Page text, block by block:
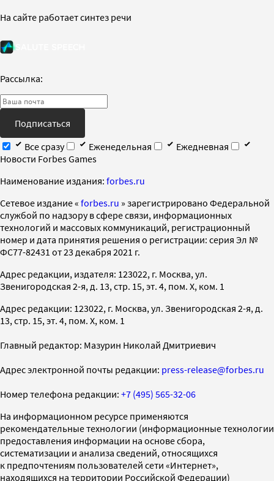
На сайте работает синтез речи
Рассылка:
Подписаться
Все сразу
Еженедельная
Ежедневная
Новости Forbes Games
Наименование издания: forbes.ru
Cетевое издание « forbes.ru » зарегистрировано Федеральной
службой по надзору в сфере связи, информационных
технологий и массовых коммуникаций, регистрационный
номер и дата принятия решения о регистрации: серия Эл №
ФС77-82431 от 23 декабря 2021 г.
Адрес редакции, издателя: 123022, г. Москва, ул.
Звенигородская 2-я, д. 13, стр. 15, эт. 4, пом. X, ком. 1
Адрес редакции: 123022, г. Москва, ул. Звенигородская 2-я, д.
13, стр. 15, эт. 4, пом. X, ком. 1
Главный редактор: Мазурин Николай Дмитриевич
Адрес электронной почты редакции: press-release@forbes.ru
Номер телефона редакции: +7 (495) 565-32-06
На информационном ресурсе применяются
рекомендательные технологии (информационные технологии
предоставления информации на основе сбора,
систематизации и анализа сведений, относящихся
к предпочтениям пользователей сети «Интернет»,
находящихся на территории Российской Федерации)